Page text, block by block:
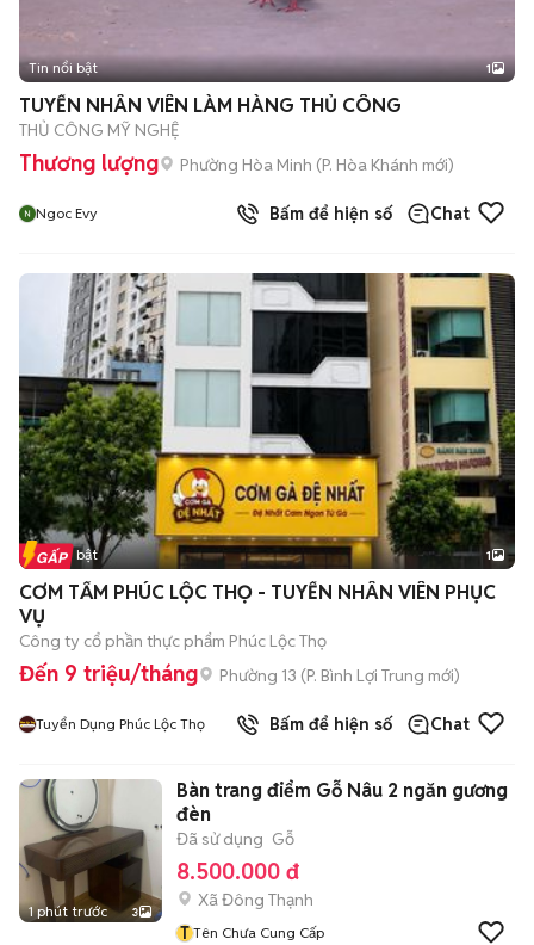
Tin nổi bật 1
TUYỂN NHÂN VIÊN LÀM HÀNG THỦ CÔNG
THỦ CÔNG MỸ NGHỆ
Thương lượng Phường Hòa Minh (P. Hòa Khánh mới)
Ngoc Evy Bấm để hiện số Chat
Tin nổi bật 1
CƠM TẤM PHÚC LỘC THỌ - TUYỂN NHÂN VIÊN PHỤC
VỤ
Công ty cổ phần thực phẩm Phúc Lộc Thọ
Đến 9 triệu/tháng Phường 13 (P. Bình Lợi Trung mới)
Tuyển Dụng Phúc Lộc Thọ Bấm để hiện số Chat
1 phút trước 3
Bàn trang điểm Gỗ Nâu 2 ngăn gương
đèn
Đã sử dụng Gỗ
8.500.000 đ
Xã Đông Thạnh
T Tên Chưa Cung Cấp